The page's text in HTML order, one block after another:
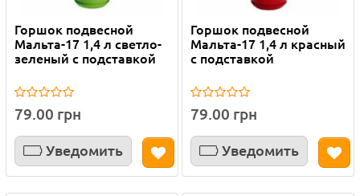
Горшок подвесной
Мальта-17 1,4 л светло-
зеленый с подставкой
79.00 грн
Уведомить
Горшок подвесной
Мальта-17 1,4 л красный
с подставкой
79.00 грн
Уведомить